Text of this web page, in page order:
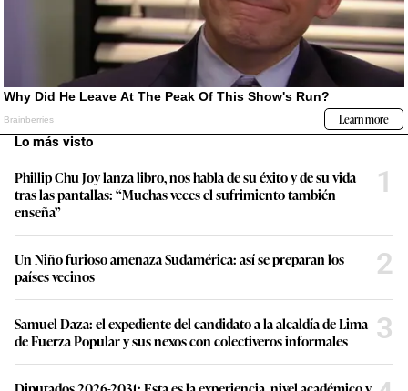
Lo más visto
Phillip Chu Joy lanza libro, nos habla de su éxito y de su vida
tras las pantallas: “Muchas veces el sufrimiento también
enseña”
1
Un Niño furioso amenaza Sudamérica: así se preparan los
países vecinos
2
Samuel Daza: el expediente del candidato a la alcaldía de Lima
de Fuerza Popular y sus nexos con colectiveros informales
3